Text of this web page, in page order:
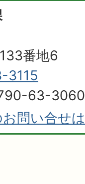
番地6
3115
63-3060
問い合せ